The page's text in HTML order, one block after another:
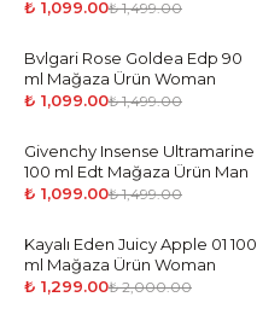
₺ 1,099.00₺ 1,499.00
-27%
Bvlgari Rose Goldea Edp 90
ml Mağaza Ürün Woman
₺ 1,099.00₺ 1,499.00
-27%
Givenchy Insense Ultramarine
100 ml Edt Mağaza Ürün Man
₺ 1,099.00₺ 1,499.00
-35%
Kayalı Eden Juicy Apple 01 100
ml Mağaza Ürün Woman
₺ 1,299.00₺ 2,000.00